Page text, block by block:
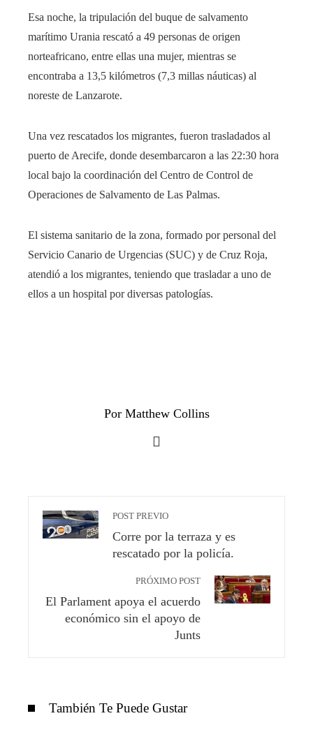
Esa noche, la tripulación del buque de salvamento
marítimo Urania rescató a 49 personas de origen
norteafricano, entre ellas una mujer, mientras se
encontraba a 13,5 kilómetros (7,3 millas náuticas) al
noreste de Lanzarote.
Una vez rescatados los migrantes, fueron trasladados al
puerto de Arecife, donde desembarcaron a las 22:30 hora
local bajo la coordinación del Centro de Control de
Operaciones de Salvamento de Las Palmas.
El sistema sanitario de la zona, formado por personal del
Servicio Canario de Urgencias (SUC) y de Cruz Roja,
atendió a los migrantes, teniendo que trasladar a uno de
ellos a un hospital por diversas patologías.
Por Matthew Collins
POST PREVIO
Corre por la terraza y es
rescatado por la policía.
PRÓXIMO POST
El Parlament apoya el acuerdo
económico sin el apoyo de
Junts
También Te Puede Gustar